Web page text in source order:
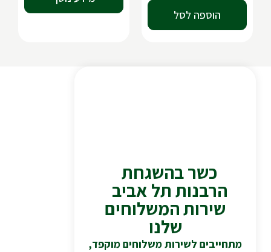
הוספה לסל
כשר בהשגחת
הרבנות תל אביב
שירות המשלוחים
שלנו
מתחייבים לשירות משלוחים מוקפד,